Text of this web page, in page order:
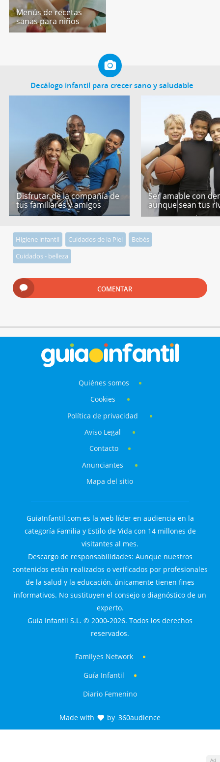
Menús de recetas
sanas para niños
Decálogo infantil para crecer sano y saludable
Disfrutar de la compañía de
tus familiares y amigos
Ser amable con
aunque sean tus
Higiene infantil Cuidados de la Piel
Bebés
Cuidados - belleza
COMENTAR
Ad
Quiénes somos
Cookies
Política de privacidad
Aviso Legal
Contacto
Anunciantes
Mapa del sitio
GuiaInfantil.com es la web líder en audiencia en la
categoría Familia y Estilo de Vida con 14 millones de
visitantes al mes.
Descargo de responsabilidades: Aunque nuestros
contenidos están realizados o verificados por profesionales
de la salud y la educación, únicamente tienen fines
informativos. No sustituyen el consejo o diagnóstico de un
experto.
Guía Infantil S.L. © 2000-2026. Todos los derechos
reservados.
Familyes Network
Guía Infantil
Diario Femenino
Made with by 360audience